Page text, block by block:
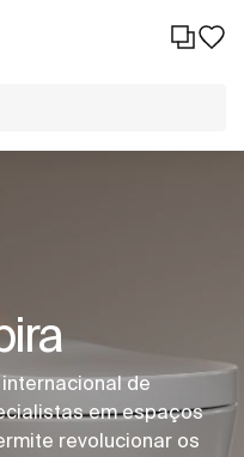
de
em espaços
revolucionar os